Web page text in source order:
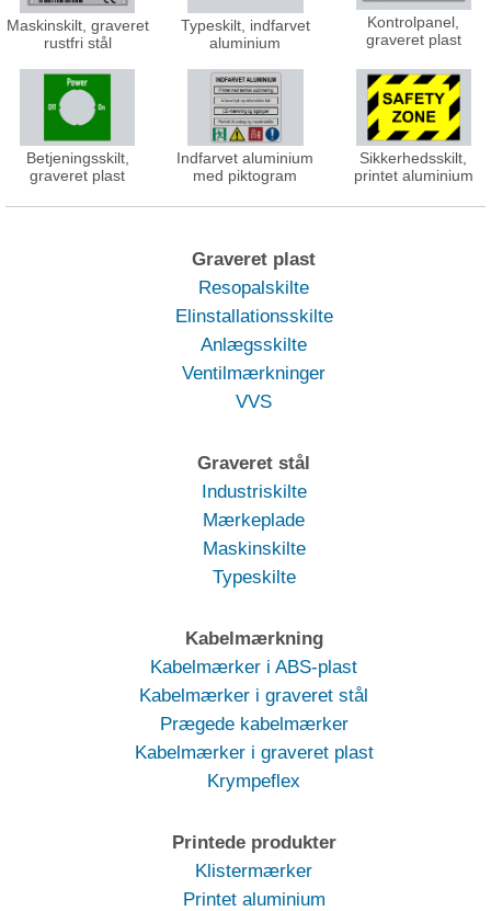
Maskinskilt, graveret
rustfri stål
Typeskilt, indfarvet
aluminium
Kontrolpanel,
graveret plast
Betjeningsskilt,
graveret plast
Indfarvet aluminium
med piktogram
Sikkerhedsskilt,
printet aluminium
Graveret plast
Resopalskilte
Elinstallationsskilte
Anlægsskilte
Ventilmærkninger
VVS
Graveret stål
Industriskilte
Mærkeplade
Maskinskilte
Typeskilte
Kabelmærkning
Kabelmærker i ABS-plast
Kabelmærker i graveret stål
Prægede kabelmærker
Kabelmærker i graveret plast
Krympeflex
Printede produkter
Klistermærker
Printet aluminium